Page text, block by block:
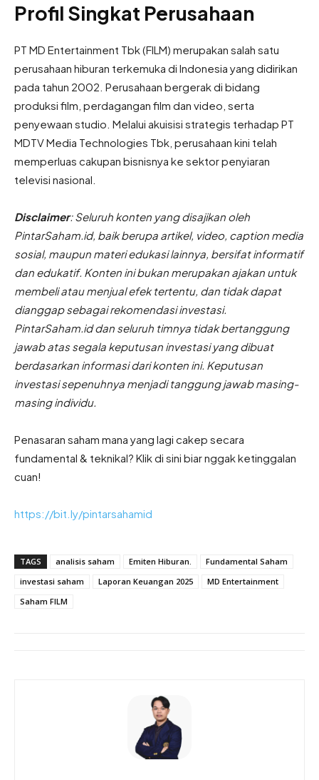
Profil Singkat Perusahaan
PT MD Entertainment Tbk (FILM) merupakan salah satu
perusahaan hiburan terkemuka di Indonesia yang didirikan
pada tahun 2002. Perusahaan bergerak di bidang
produksi film, perdagangan film dan video, serta
penyewaan studio. Melalui akuisisi strategis terhadap PT
MDTV Media Technologies Tbk, perusahaan kini telah
memperluas cakupan bisnisnya ke sektor penyiaran
televisi nasional.
Disclaimer: Seluruh konten yang disajikan oleh
PintarSaham.id, baik berupa artikel, video, caption media
sosial, maupun materi edukasi lainnya, bersifat informatif
dan edukatif. Konten ini bukan merupakan ajakan untuk
membeli atau menjual efek tertentu, dan tidak dapat
dianggap sebagai rekomendasi investasi.
PintarSaham.id dan seluruh timnya tidak bertanggung
jawab atas segala keputusan investasi yang dibuat
berdasarkan informasi dari konten ini. Keputusan
investasi sepenuhnya menjadi tanggung jawab masing-
masing individu.
Penasaran saham mana yang lagi cakep secara
fundamental & teknikal? Klik di sini biar nggak ketinggalan
cuan!
https://bit.ly/pintarsahamid
TAGS analisis saham Emiten Hiburan.
Fundamental Saham
investasi saham
Laporan Keuangan 2025
MD Entertainment
Saham FILM